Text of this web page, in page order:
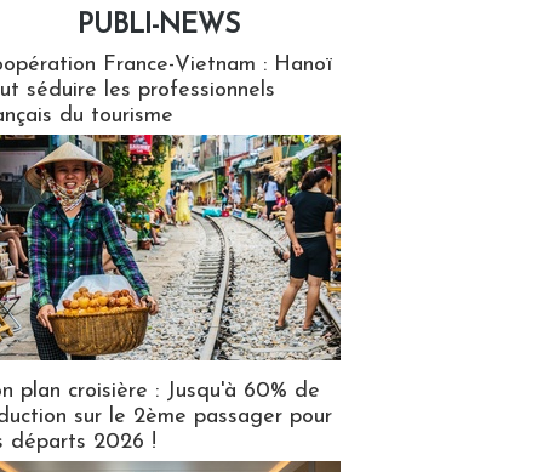
PUBLI-NEWS
France-Vietnam : Hanoï
séduire les professionnels
du tourisme
plan croisière : Jusqu'à 60% de
sur le 2ème passager pour
départs 2026 !